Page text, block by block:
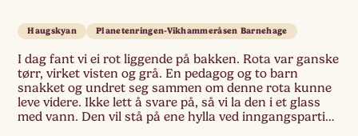
Haugskyan Planetenringen-Vikhammeråsen Barnehage
I dag fant vi ei rot liggende på bakken. Rota var ganske
tørr, virket visten og grå. En pedagog og to barn
snakket og undret seg sammen om denne rota kunne
leve videre. Ikke lett å svare på, så vi la den i et glass
med vann. Den vil stå på ene hylla ved inngangspartiet